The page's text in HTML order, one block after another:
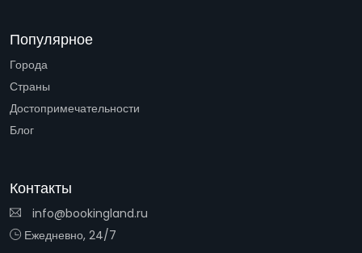
Популярное
Города
Страны
Достопримечательности
Блог
Контакты
info@bookingland.ru
Ежедневно, 24/7